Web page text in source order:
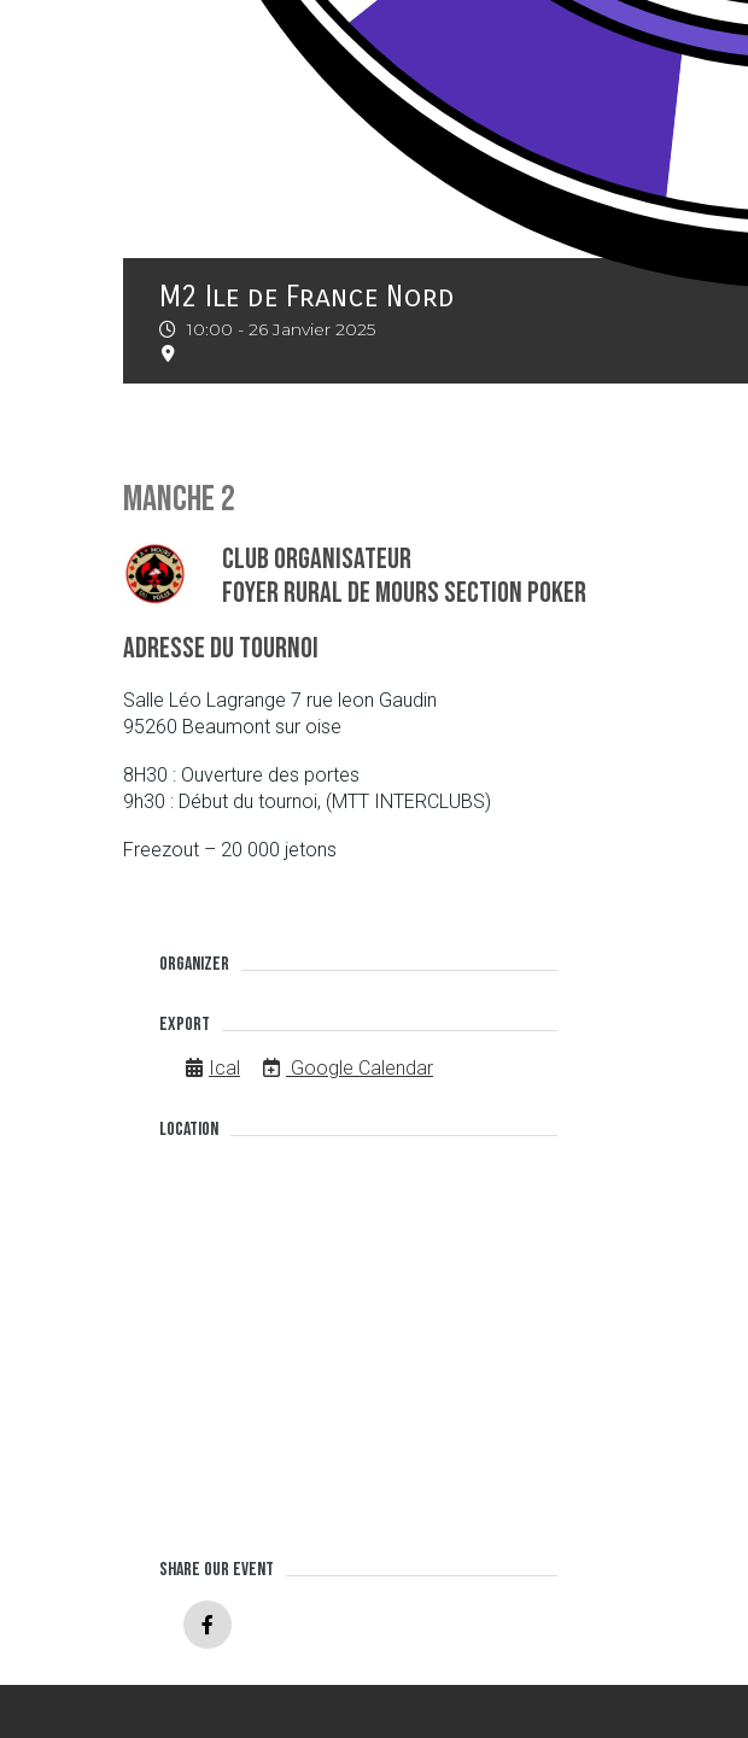
M2 Ile de France Nord
10:00 - 26 Janvier 2025
Manche 2
Club organisateur
FOYER RURAL DE MOURS SECTION POKER
Adresse du tournoi
Salle Léo Lagrange 7 rue leon Gaudin
95260 Beaumont sur oise
8H30 : Ouverture des portes
9h30 : Début du tournoi, (MTT INTERCLUBS)
Freezout – 20 000 jetons
Organizer
Export
Ical
Google Calendar
Location
Share our event